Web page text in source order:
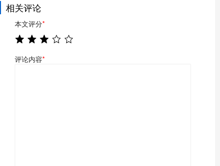
相关评论
本文评分*
评论内容*